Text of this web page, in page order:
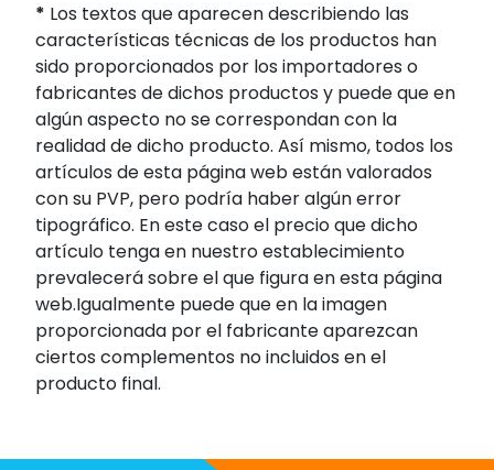
* Los textos que aparecen describiendo las
características técnicas de los productos han
sido proporcionados por los importadores o
fabricantes de dichos productos y puede que en
algún aspecto no se correspondan con la
realidad de dicho producto. Así mismo, todos los
artículos de esta página web están valorados
con su PVP, pero podría haber algún error
tipográfico. En este caso el precio que dicho
artículo tenga en nuestro establecimiento
prevalecerá sobre el que figura en esta página
web.Igualmente puede que en la imagen
proporcionada por el fabricante aparezcan
ciertos complementos no incluidos en el
producto final.